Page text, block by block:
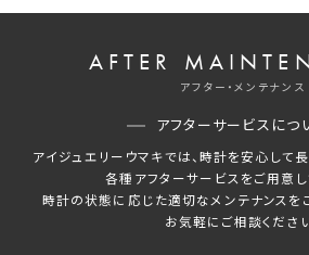
AFTER
アフター・メンテナンス
アフターサービスにつ
アイジュエリーウマキでは、時計を安心して
各種アフターサービスをご用意し
時計の状態に応じた適切なメンテナンスを
お気軽にご相談ください